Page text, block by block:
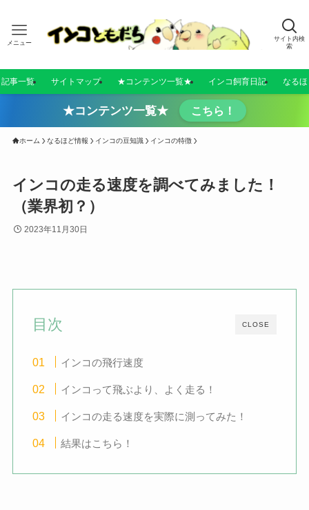
サイト内検
索
メニュー
事一覧 サイトマップ ★コンテンツ一覧★ インコ飼育日記 なる
★コンテンツ一覧★ こちら！
ホーム なるほど情報 インコの豆知識 インコの特徴
インコの走る速度を調べてみました！
（業界初？）
2023年11月30日
CLOSE
目次
インコの飛行速度
インコって飛ぶより、よく走る！
インコの走る速度を実際に測ってみた！
結果はこちら！